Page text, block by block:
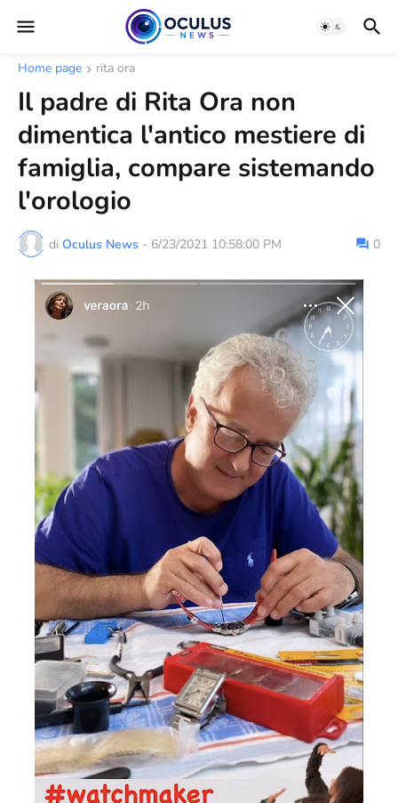
Home page rita ora
Il padre di Rita Ora non
dimentica l'antico mestiere di
famiglia, compare sistemando
l'orologio
di Oculus News - 6/23/2021 10:58:00 PM 0